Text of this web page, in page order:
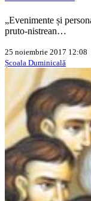
„Evenimente și
pruto-nistrean…
25 noiembrie 2017 12:08
Școala Duminicală